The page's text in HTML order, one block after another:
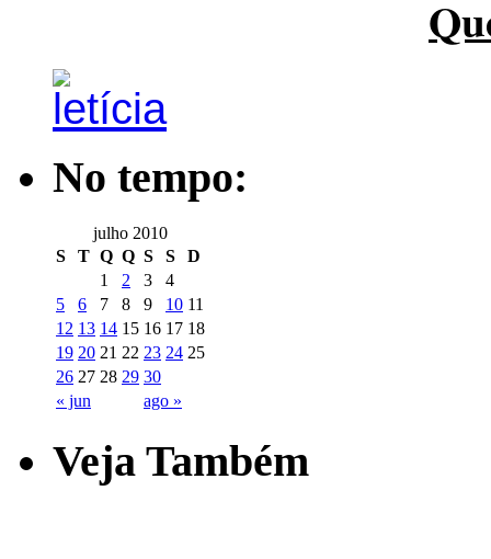
No tempo:
julho 2010
S
T Q Q S S D
« jun ago »
1 2 3
4
5
6 7 8 9 10 11
12 13 14 15 16 17 18
19 20 21 22 23 24 25
26 27 28 29 30
Veja Também